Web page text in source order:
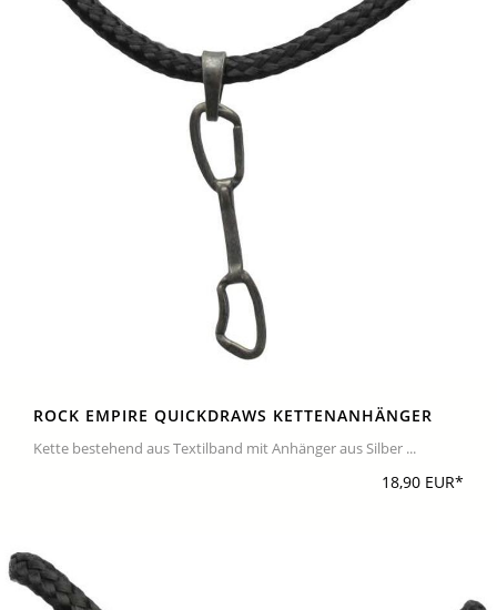
ROCK EMPIRE QUICKDRAWS KETTENANHÄNGER
Kette bestehend aus Textilband mit Anhänger aus Silber ...
18,90 EUR*